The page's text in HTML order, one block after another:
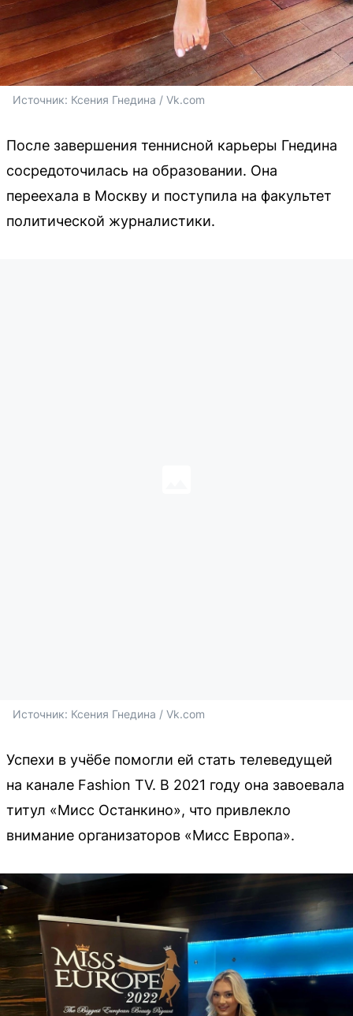
Источник: Ксения Гнедина / Vk.com
После завершения теннисной карьеры Гнедина
сосредоточилась на образовании. Она
переехала в Москву и поступила на факультет
политической журналистики.
Источник: Ксения Гнедина / Vk.com
Успехи в учёбе помогли ей стать телеведущей
на канале Fashion TV. В 2021 году она завоевала
титул «Мисс Останкино», что привлекло
внимание организаторов «Мисс Европа».